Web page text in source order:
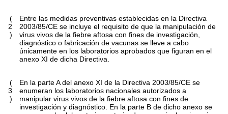
(
2
)
Entre las medidas preventivas establecidas en la Directiva
2003/85/CE se incluye el requisito de que la manipulación de
virus vivos de la fiebre aftosa con fines de investigación,
diagnóstico o fabricación de vacunas se lleve a cabo
únicamente en los laboratorios aprobados que figuran en el
anexo XI de dicha Directiva.
(
3
)
En la parte A del anexo XI de la Directiva 2003/85/CE se
enumeran los laboratorios nacionales autorizados a
manipular virus vivos de la fiebre aftosa con fines de
investigación y diagnóstico. En la parte B de dicho anexo se